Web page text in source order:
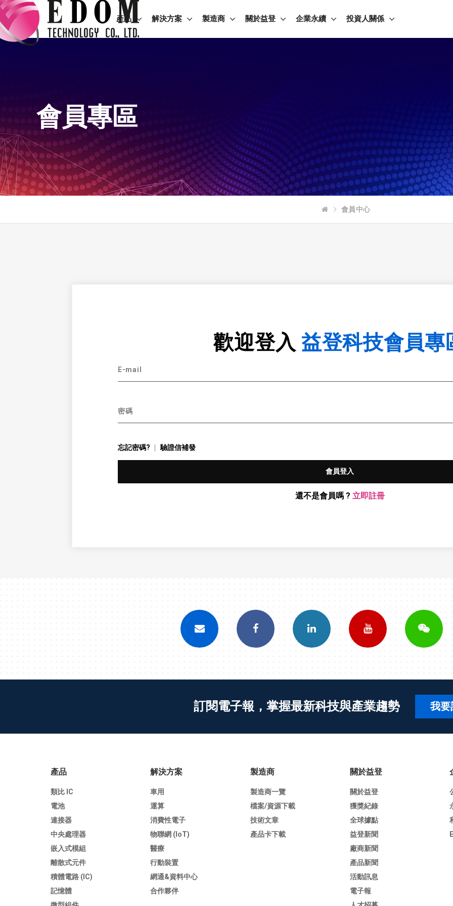
產品 解決方案 製造商 關於益登 企業永續 投資人關係
會員專區
會員中心
歡迎登入 益登科技會員專
E-mail
密碼
忘記密碼? 驗證信補發
會員登入
還不是會員嗎 ? 立即註冊
訂閱電子報，掌握最新科技與產業趨勢 我要
產品
類比 IC
電池
連接器
中央處理器
嵌入式模組
離散式元件
積體電路 (IC)
記憶體
解決方案
車用
運算
消費性電子
物聯網 (IoT)
醫療
行動裝置
網通&資料中心
合作夥伴
製造商
製造商一覽
檔案/資源下載
技術文章
產品卡下載
關於益登
關於益登
獲獎紀錄
全球據點
益登新聞
廠商新聞
產品新聞
活動訊息
電子報